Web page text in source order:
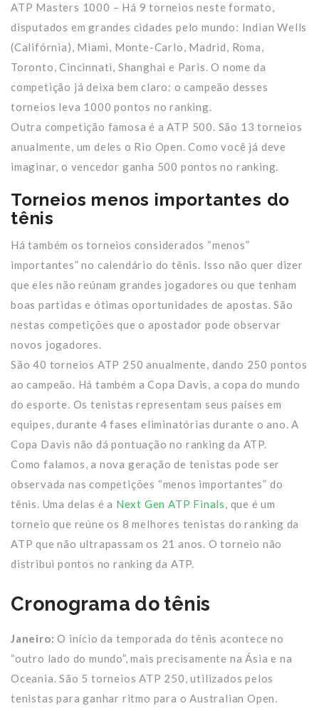
ATP Masters 1000 – Há 9 torneios neste formato,
disputados em grandes cidades pelo mundo: Indian Wells
(Califórnia), Miami, Monte-Carlo, Madrid, Roma,
Toronto, Cincinnati, Shanghai e Paris. O nome da
competição já deixa bem claro: o campeão desses
torneios leva 1000 pontos no ranking.
Outra competição famosa é a ATP 500. São 13 torneios
anualmente, um deles o Rio Open. Como você já deve
imaginar, o vencedor ganha 500 pontos no ranking.
Torneios menos importantes do
tênis
Há também os torneios considerados “menos”
importantes” no calendário do tênis. Isso não quer dizer
que eles não reúnam grandes jogadores ou que tenham
boas partidas e ótimas oportunidades de apostas. São
nestas competições que o apostador pode observar
novos jogadores.
São 40 torneios ATP 250 anualmente, dando 250 pontos
ao campeão. Há também a Copa Davis, a copa do mundo
do esporte. Os tenistas representam seus países em
equipes, durante 4 fases eliminatórias durante o ano. A
Copa Davis não dá pontuação no ranking da ATP.
Como falamos, a nova geração de tenistas pode ser
observada nas competições “menos importantes” do
tênis. Uma delas é a Next Gen ATP Finals, que é um
torneio que reúne os 8 melhores tenistas do ranking da
ATP que não ultrapassam os 21 anos. O torneio não
distribui pontos no ranking da ATP.
Cronograma do tênis
Janeiro: O início da temporada do tênis acontece no
“outro lado do mundo”, mais precisamente na Ásia e na
Oceania. São 5 torneios ATP 250, utilizados pelos
tenistas para ganhar ritmo para o Australian Open.